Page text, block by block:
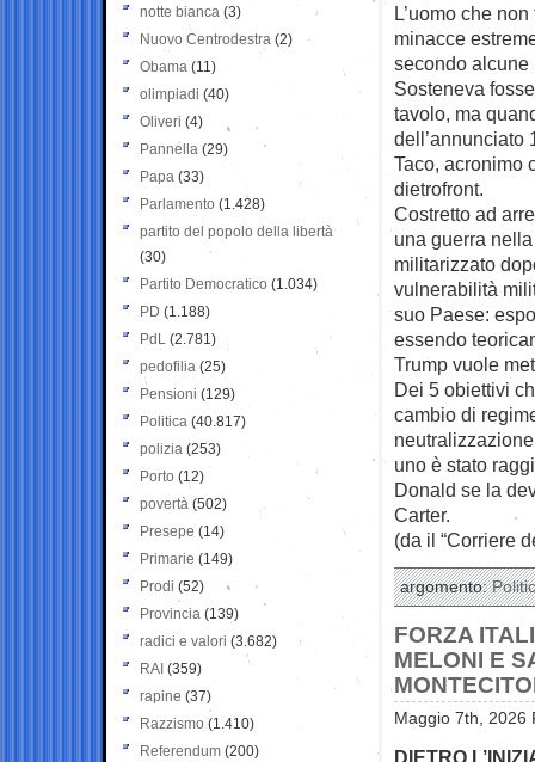
L’uomo che
minacce
secondo alcune
Sosteneva
tavolo, ma
dell’annunciato
Taco, acronimo
dietrofront.
Costretto ad
una guerra
militarizzato
vulnerabilità
suo Paese:
essendo
Trump vuole
Dei 5 obiettivi
cambio di
uno è stato
Donald se la
Carter.
(da il “Corriere
argomento:
FORZA
MELONI E
Maggio 7th, 2026
DIETRO
notte bianca (3)
Nuovo Centrodestra (2)
Obama (11)
olimpiadi (40)
Oliveri (4)
Pannella (29)
Papa (33)
Parlamento (1.428)
partito del popolo della libertà
(30)
Partito Democratico (1.034)
PD (1.188)
PdL (2.781)
pedofilia (25)
Pensioni (129)
Politica (40.817)
polizia (253)
Porto (12)
povertà (502)
Presepe (14)
Primarie (149)
Prodi (52)
Provincia (139)
radici e valori (3.682)
RAI (359)
rapine (37)
Razzismo (1.410)
Referendum (200)